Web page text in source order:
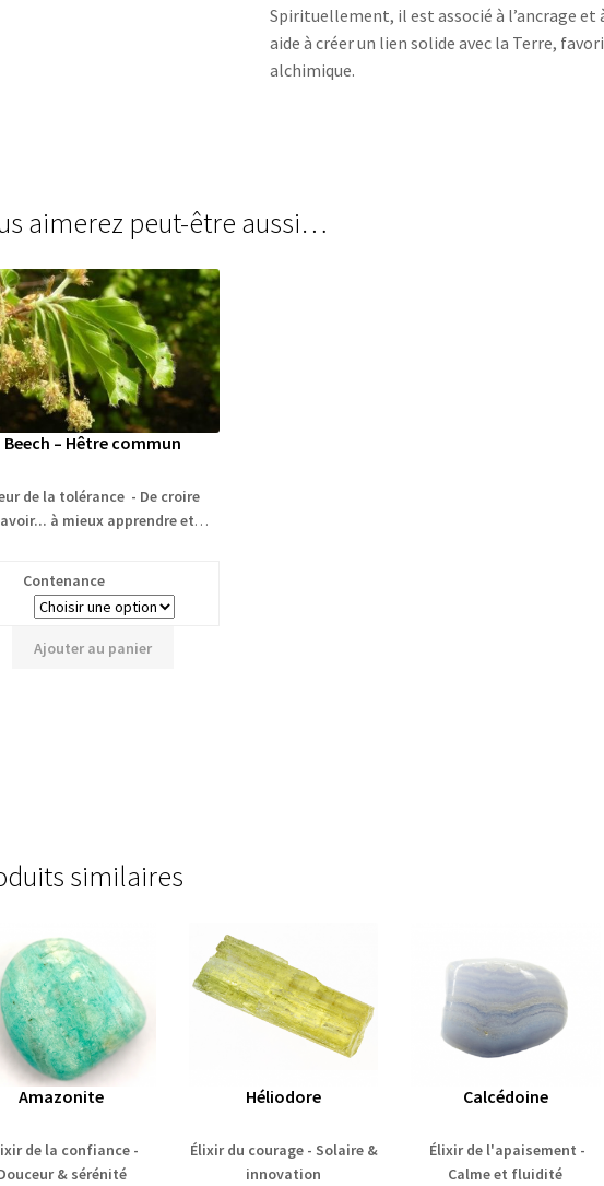
Spirituellement, il est associé à l’ancrage et
aide à créer un lien solide avec la Terre,
alchimique.
aimerez peut-être aussi…
Beech – Hêtre commun
de la tolérance - De croire
à mieux apprendre et
Contenance
Ajouter au panier
similaires
Amazonite
de la confiance -
& sérénité
Héliodore
Élixir du courage - Solaire &
innovation
Calcédoine
Élixir de l'apaisement -
Calme et fluidité